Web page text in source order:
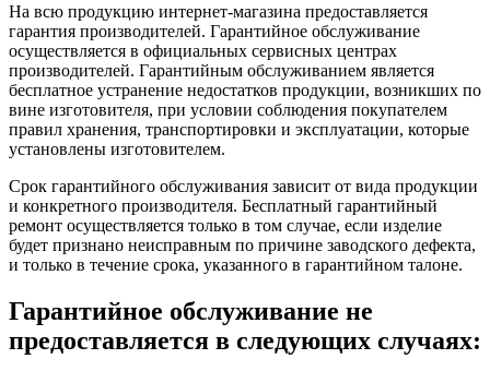
На всю продукцию интернет-магазина предоставляется
гарантия производителей. Гарантийное обслуживание
осуществляется в официальных сервисных центрах
производителей. Гарантийным обслуживанием является
бесплатное устранение недостатков продукции, возникших по
вине изготовителя, при условии соблюдения покупателем
правил хранения, транспортировки и эксплуатации, которые
установлены изготовителем.
Срок гарантийного обслуживания зависит от вида продукции
и конкретного производителя. Бесплатный гарантийный
ремонт осуществляется только в том случае, если изделие
будет признано неисправным по причине заводского дефекта,
и только в течение срока, указанного в гарантийном талоне.
Гарантийное обслуживание не
предоставляется в следующих случаях: